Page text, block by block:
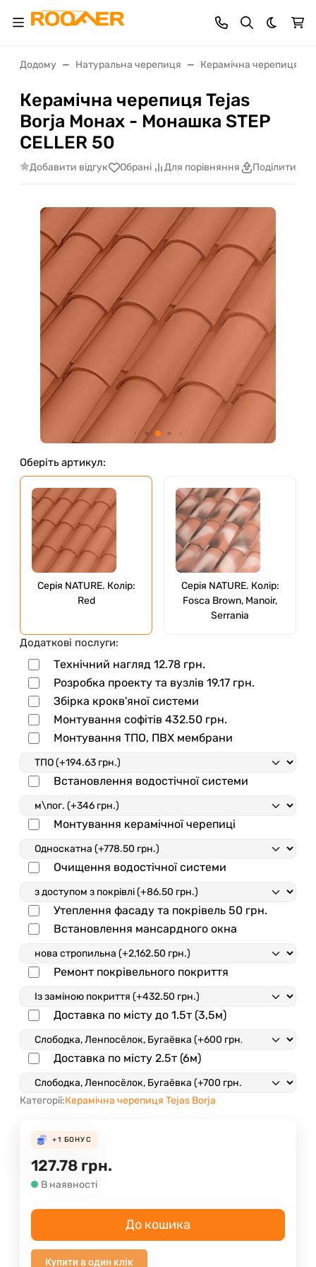
Dark
Додому Натуральна черепиця Керамічна черепиця
Керамічна черепиця Tejas
Borja Монах - Монашка STEP
CELLER 50
Добавити відгук Обрані Для порівняння Поділитися
Оберіть артикул:
Серія NATURE. Колір:
Red
Серія NATURE. Колір:
Fosca Brown, Manoir,
Serrania
Додаткові послуги:
Технічний нагляд 12.78 грн.
Розробка проекту та вузлів 19.17 грн.
Збірка крокв'яної системи
Монтування софітів 432.50 грн.
Монтування ТПО, ПВХ мембрани
Встановлення водостічної системи
Монтування керамічної черепиці
Очищення водостічної системи
Утеплення фасаду та покрівель 50 грн.
Встановлення мансардного окна
Ремонт покрівельного покриття
Доставка по місту до 1.5т (3,5м)
Доставка по місту 2.5т (6м)
Категорії:Керамічна черепиця Tejas Borja
+1 БОНУС
127.78 грн.
В наявності
До кошика
Купити в один клік